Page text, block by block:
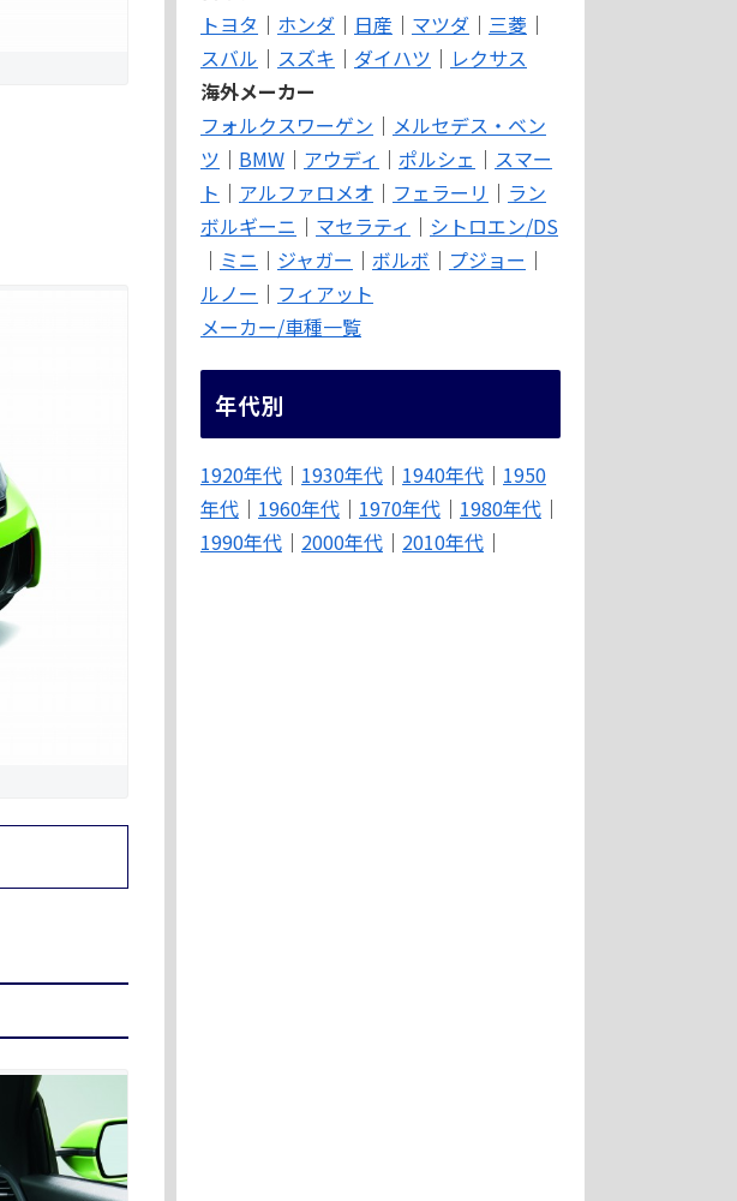
トヨタ ｜ ホンダ ｜ 日産 ｜ マツダ ｜ 三菱 ｜
スバル ｜ スズキ ｜ ダイハツ ｜ レクサス
海外メーカー
フォルクスワーゲン ｜ メルセデス・ベン
ツ ｜ BMW ｜ アウディ ｜ ポルシェ ｜ スマー
ト ｜ アルファロメオ ｜ フェラーリ ｜ ラン
ボルギーニ ｜ マセラティ ｜ シトロエン/DS
｜ ミニ ｜ ジャガー ｜ ボルボ ｜ プジョー ｜
ルノー ｜ フィアット
メーカー/車種一覧
年代別
1920年代 ｜ 1930年代 ｜ 1940年代 ｜ 1950
年代 ｜ 1960年代 ｜ 1970年代 ｜ 1980年代 ｜
1990年代 ｜ 2000年代 ｜ 2010年代 ｜